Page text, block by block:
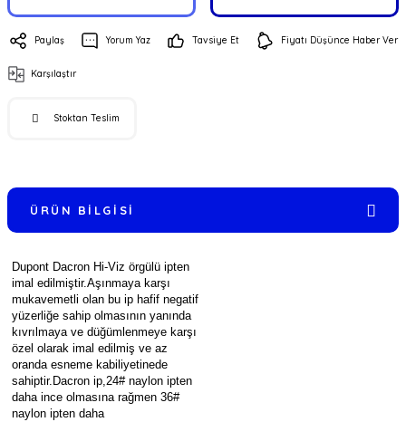
Paylaş Yorum Yaz Tavsiye Et Fiyatı Düşünce Haber Ver
Karşılaştır
Stoktan Teslim
ÜRÜN BILGISI
Dupont Dacron Hi-Viz örgülü ipten
imal edilmiştir.Aşınmaya karşı
mukavemetli olan bu ip hafif negatif
yüzerliğe sahip olmasının yanında
kıvrılmaya ve düğümlenmeye karşı
özel olarak imal edilmiş ve az
oranda esneme kabiliyetinede
sahiptir.Dacron ip,24# naylon ipten
daha ince olmasına rağmen 36#
naylon ipten daha